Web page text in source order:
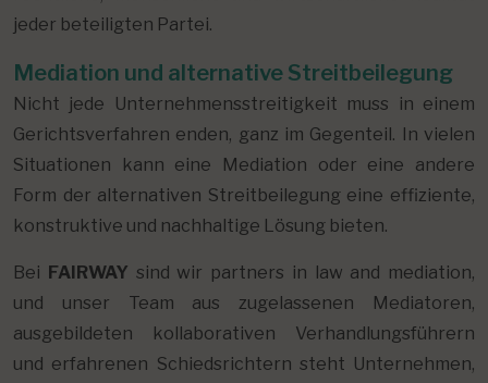
jeder beteiligten Partei.
Mediation und alternative Streitbeilegung
Nicht jede Unternehmensstreitigkeit muss in einem
Gerichtsverfahren enden, ganz im Gegenteil. In vielen
Situationen kann eine Mediation oder eine andere
Form der alternativen Streitbeilegung eine effiziente,
konstruktive und nachhaltige Lösung bieten.
Bei FAIRWAY sind wir partners in law and mediation,
und unser Team aus zugelassenen Mediatoren,
ausgebildeten kollaborativen Verhandlungsführern
und erfahrenen Schiedsrichtern steht Unternehmen,